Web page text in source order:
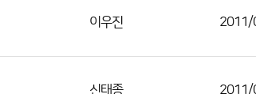
이우진 2011/
신태종 2011/